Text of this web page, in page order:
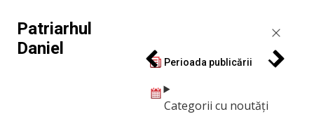
Patriarhul
Daniel
Perioada publicării
Categorii cu noutăți